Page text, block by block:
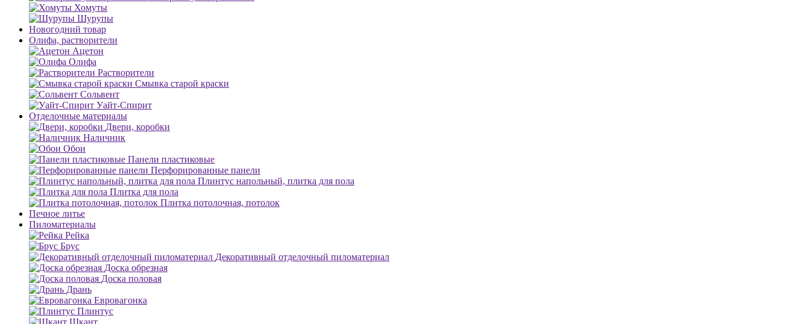
Хомуты
Шурупы
Новогодний товар
Олифа, растворители
Ацетон
Олифа
Растворители
Смывка старой краски
Сольвент
Уайт-Спирит
Отделочные материалы
Двери, коробки
Наличник
Обои
Панели пластиковые
Перфорированные панели
Плинтус напольный, плитка для пола
Плитка для пола
Плитка потолочная, потолок
Печное литье
Пиломатериалы
Рейка
Брус
Декоративный отделочный пиломатериал
Доска обрезная
Доска половая
Дрань
Евровагонка
Плинтус
Шкант